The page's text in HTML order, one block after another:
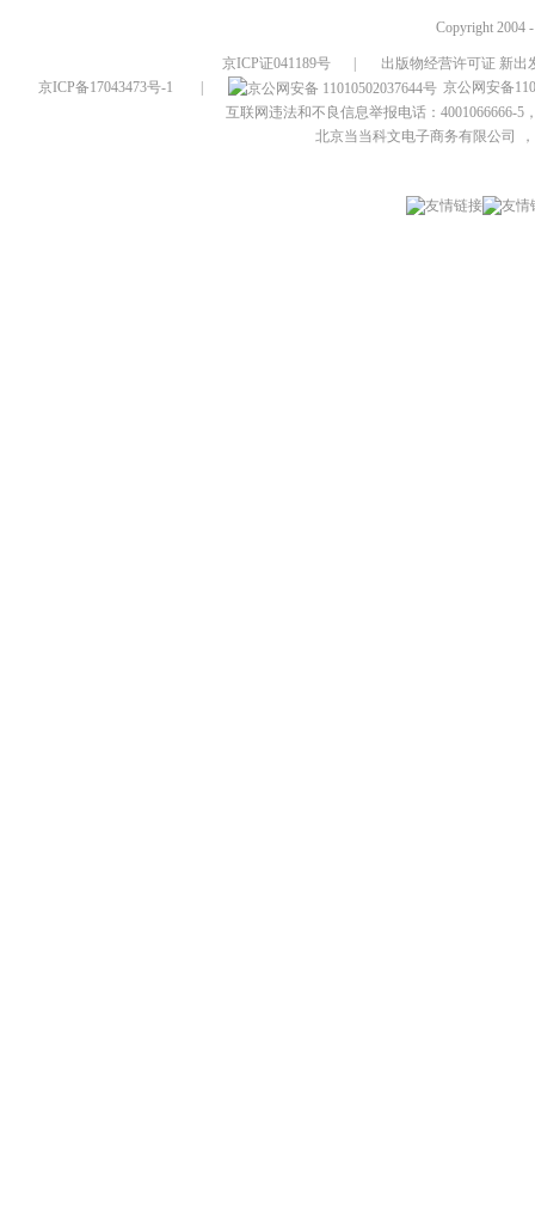
Copyright 2004
京ICP证041189号
出版物经营许可证 新出
京ICP备17043473号-1
京公网安备
互联网违法和不良信息举报电话：4001066666-5
北京当当科文电子商务有限公司